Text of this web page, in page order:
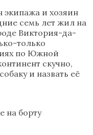
экипажа и хозяин
семь лет жил на
Виктория-да-
только
по Южной
скучно,
и назвать её
на борту